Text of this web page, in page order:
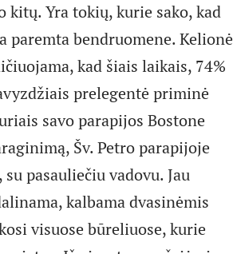
Yra tokių, kurie sako, kad
paremta bendruomene. Kelionė
kad šiais laikais, 74%
prelegentė priminė
savo parapijos Bostone
Šv. Petro parapijoje
pasauliečiu vadovu. Jau
kalbama dvasinėmis
visuose būreliuose, kurie